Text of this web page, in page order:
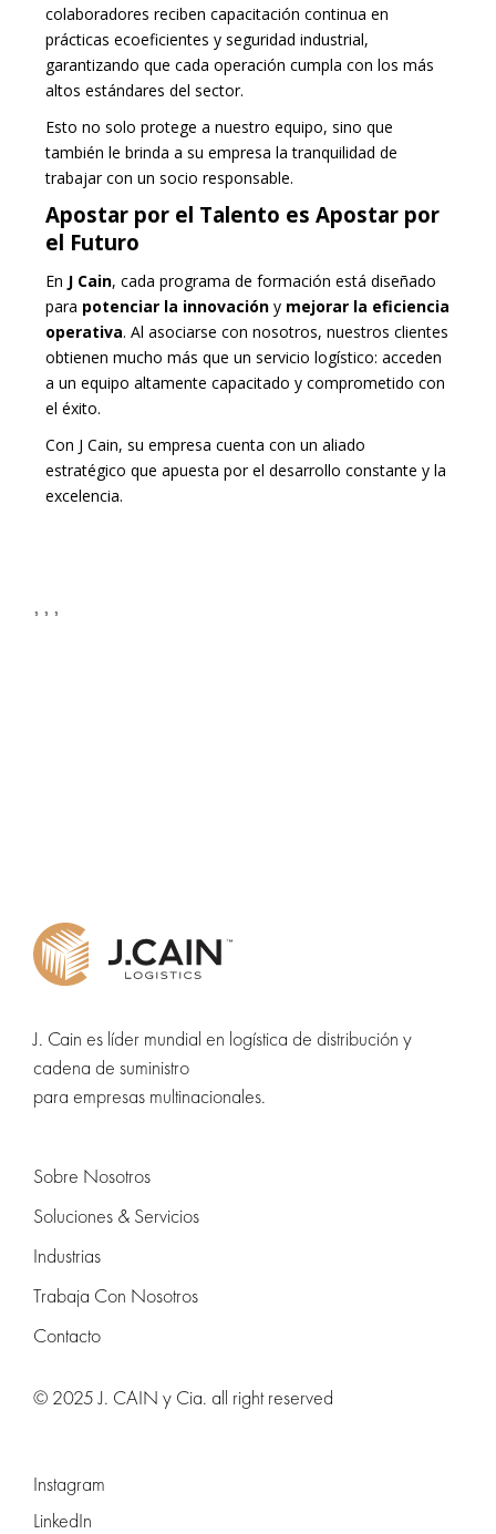
colaboradores reciben capacitación continua en
prácticas ecoeficientes y seguridad industrial,
garantizando que cada operación cumpla con los más
altos estándares del sector.
Esto no solo protege a nuestro equipo, sino que
también le brinda a su empresa la tranquilidad de
trabajar con un socio responsable.
Apostar por el Talento es Apostar por
el Futuro
En J Cain, cada programa de formación está diseñado
para potenciar la innovación y mejorar la eficiencia
operativa. Al asociarse con nosotros, nuestros clientes
obtienen mucho más que un servicio logístico: acceden
a un equipo altamente capacitado y comprometido con
el éxito.
Con J Cain, su empresa cuenta con un aliado
estratégico que apuesta por el desarrollo constante y la
excelencia.
J. Cain es líder mundial en logística de distribución y
cadena de suministro
para empresas multinacionales.
Sobre Nosotros
Soluciones & Servicios
Industrias
Trabaja Con Nosotros
Contacto
© 2025 J. CAIN y Cia. all right reserved
Instagram
LinkedIn